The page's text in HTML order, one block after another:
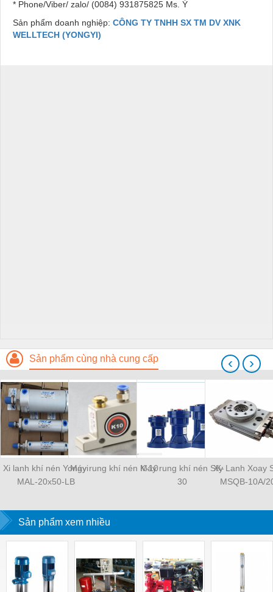
* Phone/Viber/ zalo/ (0084) 931875825 Ms. Ý
Sản phẩm doanh nghiệp: CÔNG TY TNHH SX TM DV XNK
WELLTECH (YONGYI)
Sản phẩm cùng nhà cung cấp
Xi lanh khí nén Yongyi
MAL-20x50-LB
Máy rung khí nén K-10Máy rung khí nén SK-
30
Xy Lanh Xoay
MSQB-10A/
‹ ›
Sản phẩm xem nhiều